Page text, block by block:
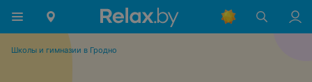
Школы и гимназии в Гродно